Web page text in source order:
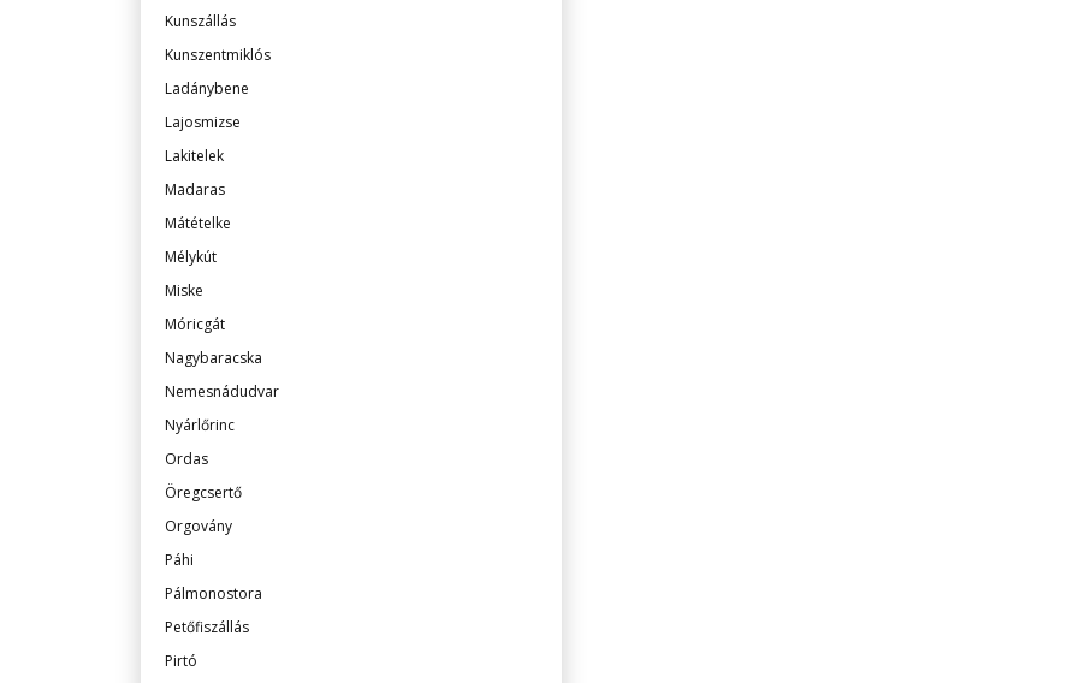
Kunszállás
Kunszentmiklós
Ladánybene
Lajosmizse
Lakitelek
Madaras
Mátételke
Mélykút
Miske
Móricgát
Nagybaracska
Nemesnádudvar
Nyárlőrinc
Ordas
Öregcsertő
Orgovány
Páhi
Pálmonostora
Petőfiszállás
Pirtó